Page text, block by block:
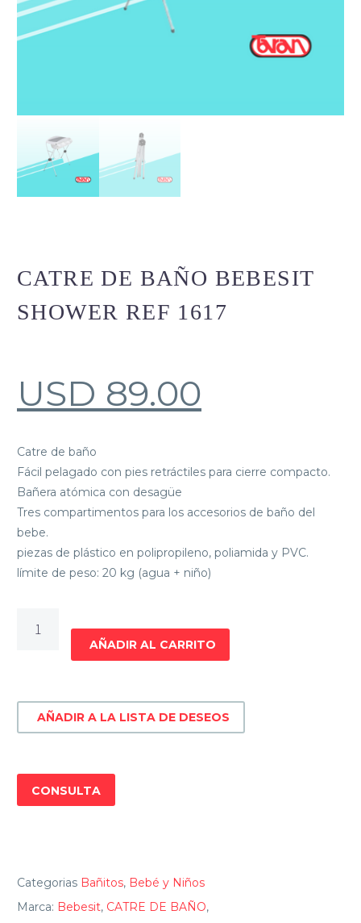
CATRE DE BAÑO BEBESIT
SHOWER REF 1617
USD 89.00
Catre de baño
Fácil pelagado con pies retráctiles para cierre compacto.
Bañera atómica con desagüe
Tres compartimentos para los accesorios de baño del
bebe.
piezas de plástico en polipropileno, poliamida y PVC.
límite de peso: 20 kg (agua + niño)
Shower
REF
1617
AÑADIR AL CARRITO
AÑADIR A LA LISTA DE DESEOS
CONSULTA
Categorias Bañitos, Bebé y Niños
Marca: Bebesit, CATRE DE BAÑO,